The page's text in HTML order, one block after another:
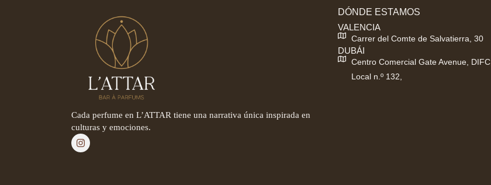
Cada perfume en L’ATTAR tiene una narrativa única inspirada en
culturas y emociones.
DÓNDE ESTAMOS
VALENCIA
Carrer del Comte de Salvatierra, 30
DUBÁI
Centro Comercial Gate Avenue, DIFC,
Local n.º 132,